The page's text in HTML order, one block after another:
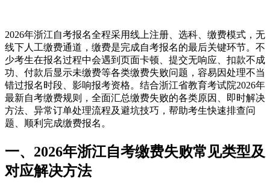
2026年浙江自考报名全程采用线上注册、选科、缴费模式，无
线下人工缴费通道，缴费是完成自考报名的最后关键环节。不
少考生在报名过程中会遇到页面卡顿、提交无响应、扣款不成
功、付款后显示未缴费等各类缴费失败问题，容易因处理不当
错过报名时段、影响报考资格。结合浙江省教育考试院2026年
最新自考缴费规则，全面汇总缴费失败的各类原因、即时解决
方法、异常订单处理流程及避坑技巧，帮助考生快速排查问
题、顺利完成缴费报名。
一、2026年浙江自考缴费失败常见类型及
对应解决方法